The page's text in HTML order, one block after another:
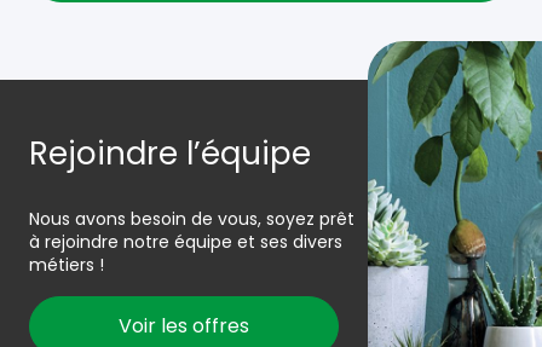
Rejoindre l’équipe
Nous avons besoin de vous, soyez prêt
à rejoindre notre équipe et ses divers
métiers !
Voir les offres